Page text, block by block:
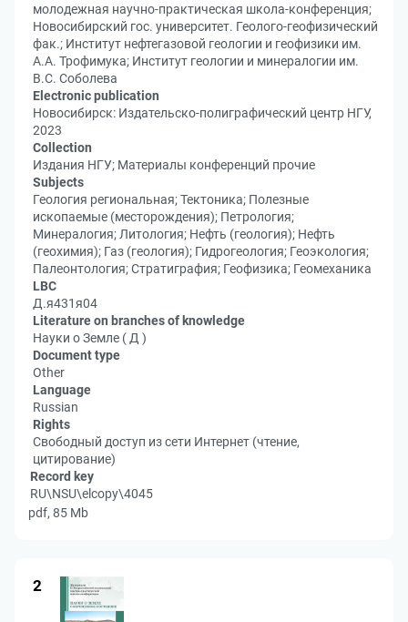
молодежная научно-практическая школа-конференция;
Новосибирский гос. университет. Геолого-геофизический
фак.; Институт нефтегазовой геологии и геофизики им.
А.А. Трофимука; Институт геологии и минералогии им.
В.С. Соболева
Electronic publication
Новосибирск: Издательско-полиграфический центр НГУ,
2023
Collection
Издания НГУ; Материалы конференций прочие
Subjects
Геология региональная; Тектоника; Полезные
ископаемые (месторождения); Петрология;
Минералогия; Литология; Нефть (геология); Нефть
(геохимия); Газ (геология); Гидрогеология; Геоэкология;
Палеонтология; Стратиграфия; Геофизика; Геомеханика
LBC
Д.я431я04
Literature on branches of knowledge
Науки о Земле ( Д )
Document type
Other
Language
Russian
Rights
Свободный доступ из сети Интернет (чтение,
цитирование)
Record key
RU\NSU\elcopy\4045
pdf, 85 Mb
2